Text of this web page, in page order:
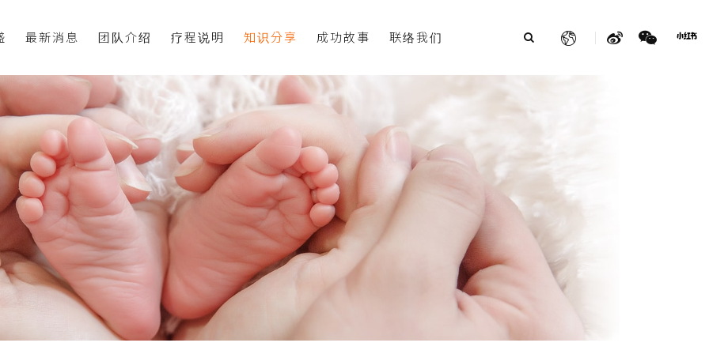
最新消息 团队介绍 疗程说明 知识分享 成功故事 联络我们